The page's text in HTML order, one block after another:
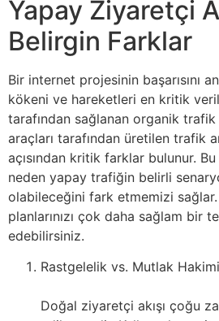
Yapay Ziyaretçi
Belirgin Farklar
Bir internet projesinin başarısını
kökeni ve hareketleri en kritik
tarafından sağlanan organik
araçları tarafından üretilen trafik
açısından kritik farklar bulunur.
neden yapay trafiğin belirli
olabileceğini fark etmemizi
planlarınızı çok daha sağlam bir
edebilirsiniz.
Rastgelelik vs. Mutlak
Doğal ziyaretçi akışı çoğu